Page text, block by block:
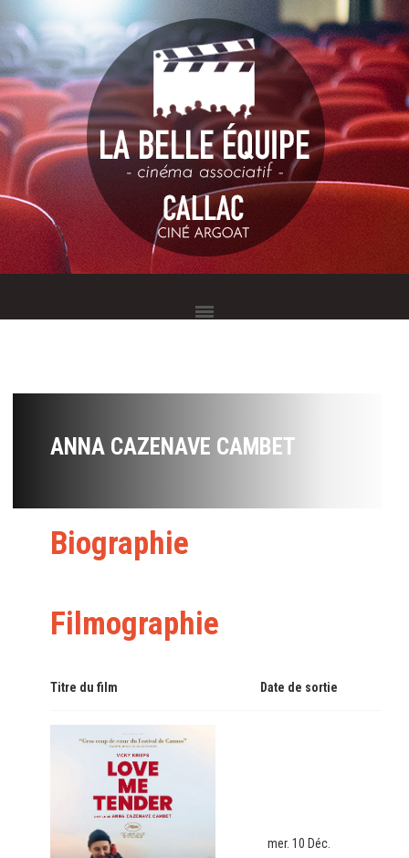
ANNA CAZENAVE CAMBET
Biographie
Filmographie
Titre du film Date de sortie
mer. 10 Déc.